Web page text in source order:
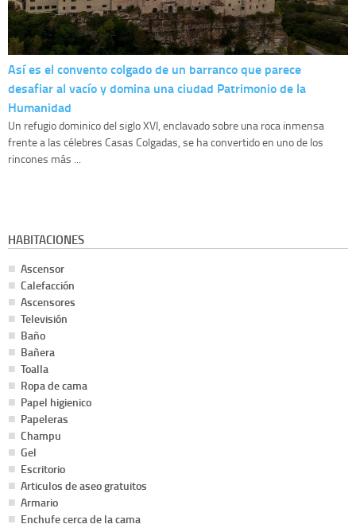
Así es el convento colgado de un barranco que parece
desafiar al vacío y domina una ciudad Patrimonio de la
Humanidad
Un refugio dominico del siglo XVI, enclavado sobre una roca inmensa
frente a las célebres Casas Colgadas, se ha convertido en uno de los
rincones más ...
HABITACIONES
Ascensor
Calefacción
Ascensores
Televisión
Baño
Bañera
Toalla
Ropa de cama
Papel higienico
Papeleras
Champu
Gel
Escritorio
Articulos de aseo gratuitos
Armario
Enchufe cerca de la cama